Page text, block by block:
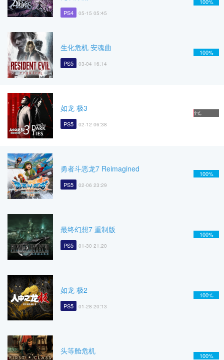
PS4 05-15 05:45
生化危机 安魂曲
PS5 03-04 16:14
100%
如龙 极3
PS5 02-12 06:38
1%
勇者斗恶龙7 Reimagined
PS5 02-06 23:29
100%
最终幻想7 重制版
PS5 01-30 21:20
100%
如龙 极2
PS5 01-28 20:13
100%
头等舱危机 100%